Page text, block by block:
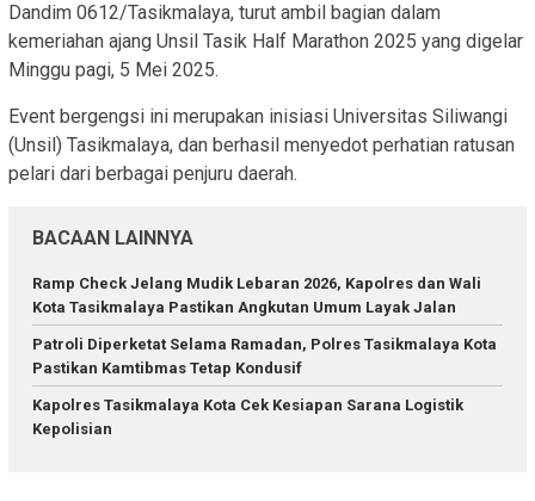
Dandim 0612/Tasikmalaya, turut ambil bagian dalam
kemeriahan ajang Unsil Tasik Half Marathon 2025 yang digelar
Minggu pagi, 5 Mei 2025.
Event bergengsi ini merupakan inisiasi Universitas Siliwangi
(Unsil) Tasikmalaya, dan berhasil menyedot perhatian ratusan
pelari dari berbagai penjuru daerah.
BACAAN LAINNYA
Ramp Check Jelang Mudik Lebaran 2026, Kapolres dan Wali
Kota Tasikmalaya Pastikan Angkutan Umum Layak Jalan
Patroli Diperketat Selama Ramadan, Polres Tasikmalaya Kota
Pastikan Kamtibmas Tetap Kondusif
Kapolres Tasikmalaya Kota Cek Kesiapan Sarana Logistik
Kepolisian